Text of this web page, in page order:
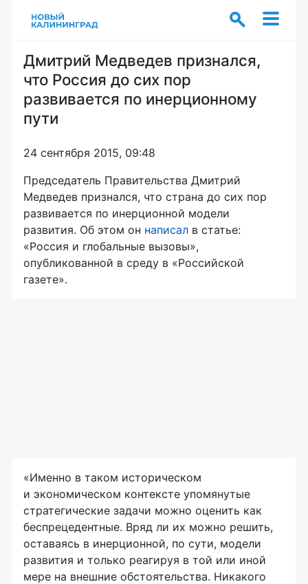
Дмитрий Медведев признался,
что Россия до сих пор
развивается по инерционному
пути
24 сентября 2015, 09:48
Председатель Правительства Дмитрий
Медведев признался, что страна до сих пор
развивается по инерционной модели
развития. Об этом он написал в статье:
«Россия и глобальные вызовы»,
опубликованной в среду в «Российской
газете».
«Именно в таком историческом
и экономическом контексте упомянутые
стратегические задачи можно оценить как
беспрецедентные. Вряд ли их можно решить,
оставаясь в инерционной, по сути, модели
развития и только реагируя в той или иной
мере на внешние обстоятельства. Никакого